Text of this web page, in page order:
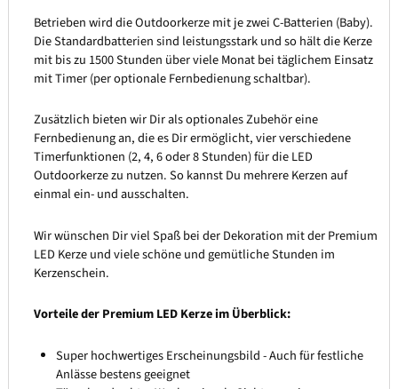
Betrieben wird die Outdoorkerze mit je zwei C-Batterien (Baby).
Die Standardbatterien sind leistungsstark und so hält die Kerze
mit bis zu 1500 Stunden über viele Monat bei täglichem Einsatz
mit Timer (per optionale Fernbedienung schaltbar).
Zusätzlich bieten wir Dir als optionales Zubehör eine
Fernbedienung an, die es Dir ermöglicht, vier verschiedene
Timerfunktionen (2, 4, 6 oder 8 Stunden) für die LED
Outdoorkerze zu nutzen. So kannst Du mehrere Kerzen auf
einmal ein- und ausschalten.
Wir wünschen Dir viel Spaß bei der Dekoration mit der Premium
LED Kerze und viele schöne und gemütliche Stunden im
Kerzenschein.
Vorteile der Premium LED Kerze im Überblick:
Super hochwertiges Erscheinungsbild - Auch für festliche
Anlässe bestens geeignet